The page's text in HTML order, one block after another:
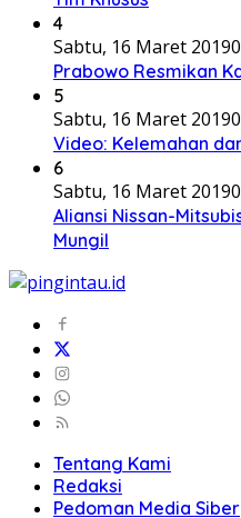
4
Sabtu, 16 Maret 2019
Prabowo Resmikan
5
Sabtu, 16 Maret 2019
Video: Kelemahan
6
Sabtu, 16 Maret 2019
Aliansi Nissan-
Mungil
Tentang Kami
Redaksi
Pedoman Media Siber